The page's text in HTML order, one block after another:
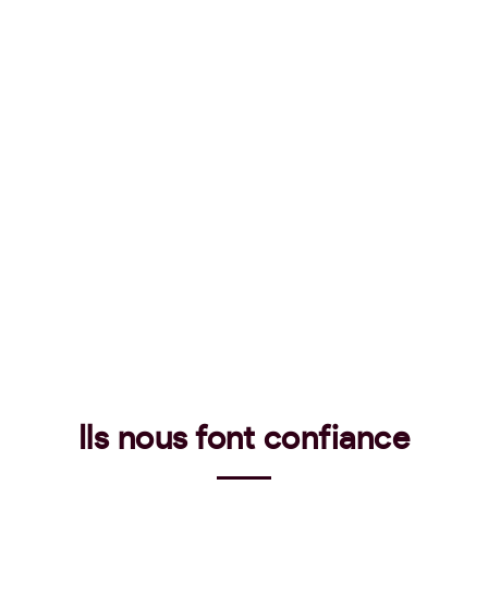
Ils nous font confiance